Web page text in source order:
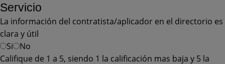
Servicio
La información del contratista/aplicador en el directorio es
clara y útil
Si
No
Califique de 1 a 5, siendo 1 la calificación mas baja y 5 la